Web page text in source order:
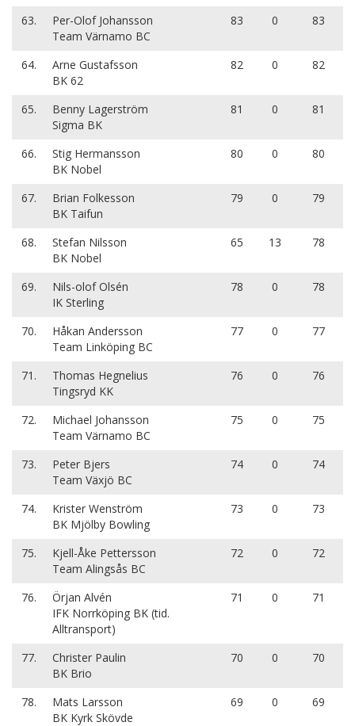
63.
Per-Olof Johansson
Team Värnamo BC
83 0 83
64.
Arne Gustafsson
BK 62
82 0 82
65.
Benny Lagerström
Sigma BK
81 0 81
66.
Stig Hermansson
BK Nobel
80 0 80
67.
Brian Folkesson
BK Taifun
79 0 79
68.
Stefan Nilsson
BK Nobel
65 13 78
69.
Nils-olof Olsén
IK Sterling
78 0 78
70.
Håkan Andersson
Team Linköping BC
77 0 77
71.
Thomas Hegnelius
Tingsryd KK
76 0 76
72.
Michael Johansson
Team Värnamo BC
75 0 75
73.
Peter Bjers
Team Växjö BC
74 0 74
74.
Krister Wenström
BK Mjölby Bowling
73 0 73
75.
Kjell-Åke Pettersson
Team Alingsås BC
72 0 72
76.
Örjan Alvén
IFK Norrköping BK (tid.
Alltransport)
71 0 71
77.
Christer Paulin
BK Brio
70 0 70
78.
Mats Larsson
BK Kyrk Skövde
69 0 69